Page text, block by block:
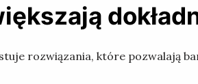
rozwiązania, które pozwalają